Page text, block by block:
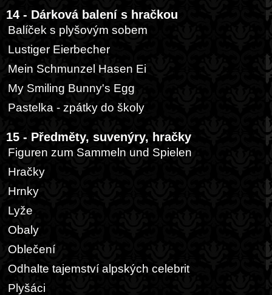
14 - Dárková balení s hračkou
Balíček s plyšovým sobem
Lustiger Eierbecher
Mein Schmunzel Hasen Ei
My Smiling Bunny's Egg
Pastelka - zpátky do školy
15 - Předměty, suvenýry, hračky
Figuren zum Sammeln und Spielen
Hračky
Hrnky
Lyže
Obaly
Oblečení
Odhalte tajemství alpských celebrit
Plyšáci